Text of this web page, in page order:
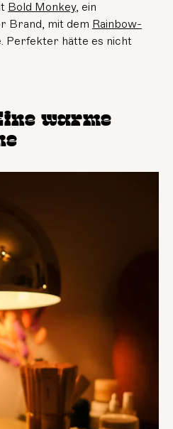
Bold Monkey, ein
Brand, mit dem Rainbow-
Perfekter hätte es nicht
warme